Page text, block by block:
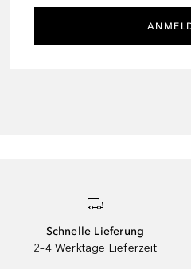
Schnelle Lieferung
2–4 Werktage Lieferzeit